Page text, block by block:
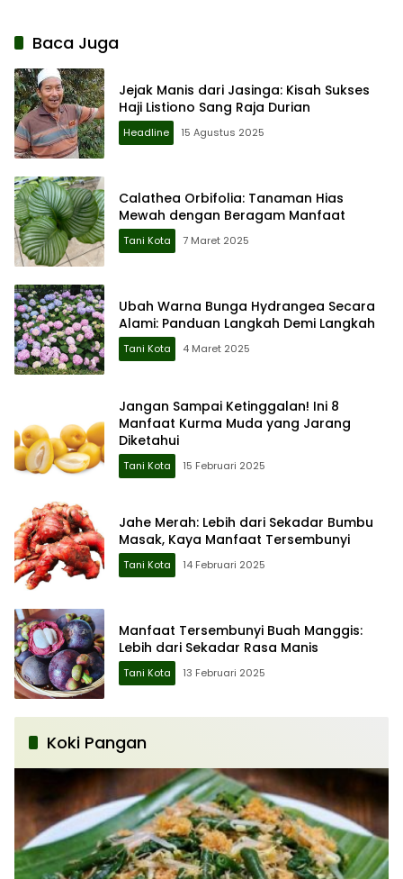
Baca Juga
Jejak Manis dari Jasinga: Kisah Sukses
Haji Listiono Sang Raja Durian
Headline 15 Agustus 2025
Calathea Orbifolia: Tanaman Hias
Mewah dengan Beragam Manfaat
Tani Kota 7 Maret 2025
Ubah Warna Bunga Hydrangea Secara
Alami: Panduan Langkah Demi Langkah
Tani Kota 4 Maret 2025
Jangan Sampai Ketinggalan! Ini 8
Manfaat Kurma Muda yang Jarang
Diketahui
Tani Kota 15 Februari 2025
Jahe Merah: Lebih dari Sekadar Bumbu
Masak, Kaya Manfaat Tersembunyi
Tani Kota 14 Februari 2025
Manfaat Tersembunyi Buah Manggis:
Lebih dari Sekadar Rasa Manis
Tani Kota 13 Februari 2025
Koki Pangan